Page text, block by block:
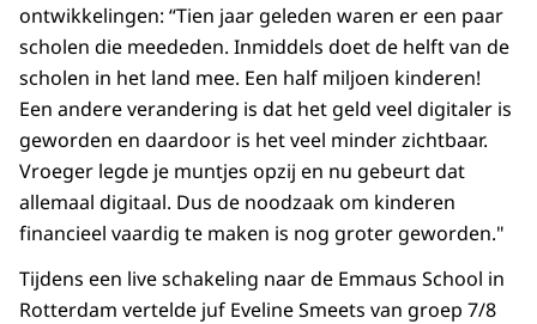
ontwikkelingen: “Tien jaar geleden waren er een paar
scholen die meededen. Inmiddels doet de helft van de
scholen in het land mee. Een half miljoen kinderen!
Een andere verandering is dat het geld veel digitaler is
geworden en daardoor is het veel minder zichtbaar.
Vroeger legde je muntjes opzij en nu gebeurt dat
allemaal digitaal. Dus de noodzaak om kinderen
financieel vaardig te maken is nog groter geworden."
Tijdens een live schakeling naar de Emmaus School in
Rotterdam vertelde juf Eveline Smeets van groep 7/8